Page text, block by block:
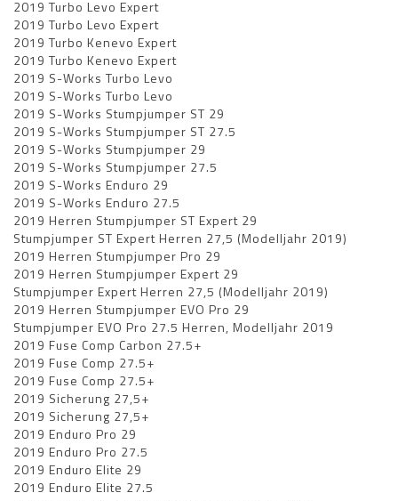
2019 Turbo Levo Expert
2019 Turbo Levo Expert
2019 Turbo Kenevo Expert
2019 Turbo Kenevo Expert
2019 S-Works Turbo Levo
2019 S-Works Turbo Levo
2019 S-Works Stumpjumper ST 29
2019 S-Works Stumpjumper ST 27.5
2019 S-Works Stumpjumper 29
2019 S-Works Stumpjumper 27.5
2019 S-Works Enduro 29
2019 S-Works Enduro 27.5
2019 Herren Stumpjumper ST Expert 29
Stumpjumper ST Expert Herren 27,5 (Modelljahr 2019)
2019 Herren Stumpjumper Pro 29
2019 Herren Stumpjumper Expert 29
Stumpjumper Expert Herren 27,5 (Modelljahr 2019)
2019 Herren Stumpjumper EVO Pro 29
Stumpjumper EVO Pro 27.5 Herren, Modelljahr 2019
2019 Fuse Comp Carbon 27.5+
2019 Fuse Comp 27.5+
2019 Fuse Comp 27.5+
2019 Sicherung 27,5+
2019 Sicherung 27,5+
2019 Enduro Pro 29
2019 Enduro Pro 27.5
2019 Enduro Elite 29
2019 Enduro Elite 27.5